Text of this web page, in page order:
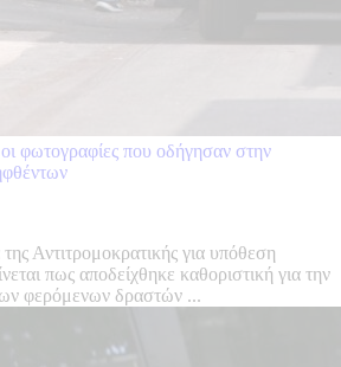
φωτογραφίες που οδήγησαν στην
Αντιτρομοκρατικής για υπόθεση
πως αποδείχθηκε καθοριστική για την
φερόμενων δραστών ...